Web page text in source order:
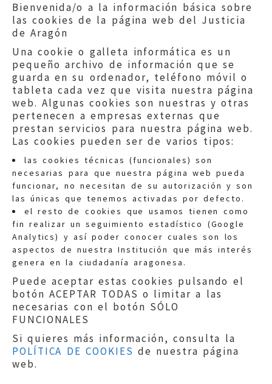
Bienvenida/o a la información básica sobre
las cookies de la página web del Justicia
de Aragón
Una cookie o galleta informática es un
pequeño archivo de información que se
guarda en su ordenador, teléfono móvil o
tableta cada vez que visita nuestra página
web. Algunas cookies son nuestras y otras
pertenecen a empresas externas que
prestan servicios para nuestra página web.
Las cookies pueden ser de varios tipos:
las cookies técnicas (funcionales) son
necesarias para que nuestra página web pueda
funcionar, no necesitan de su autorización y son
las únicas que tenemos activadas por defecto.
el resto de cookies que usamos tienen como
fin realizar un seguimiento estadístico (Google
Analytics) y así poder conocer cuales son los
aspectos de nuestra Institución que más interés
genera en la ciudadanía aragonesa.
Puede aceptar estas cookies pulsando el
botón ACEPTAR TODAS o limitar a las
necesarias con el botón SÓLO
FUNCIONALES
Si quieres más información, consulta la
POLÍTICA DE COOKIES de nuestra página
web.
Quejas:quejas@eljusticiadearagon.es
Información general:
informacion@eljusticiadearagon.es
Teléfonos:900 210 210/
Aviso legal|Política de privacidad|
Protección de Datos